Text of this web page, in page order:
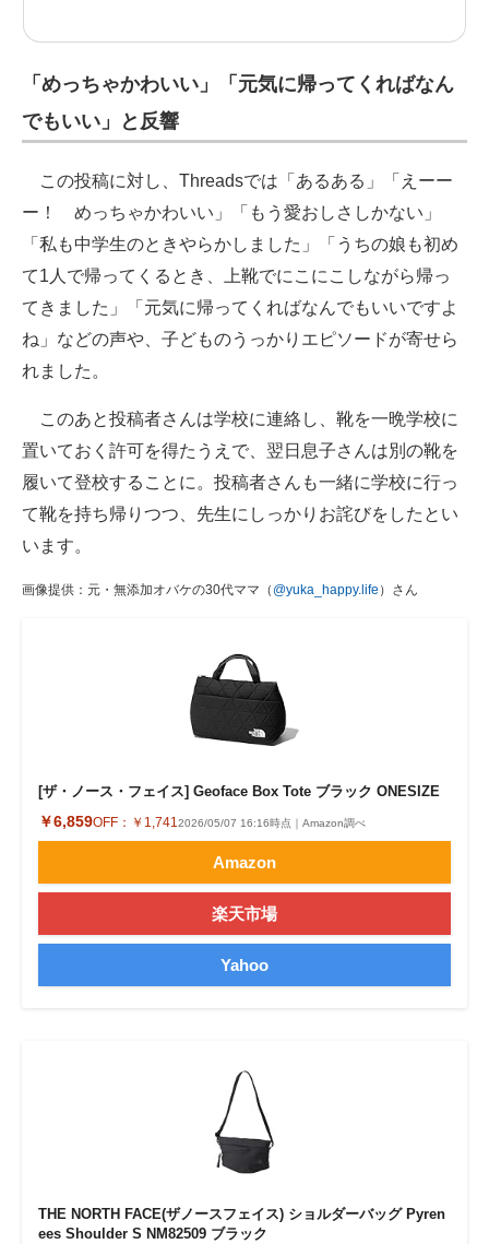
「めっちゃかわいい」「元気に帰ってくればなん
でもいい」と反響
この投稿に対し、Threadsでは「あるある」「えーー
ー！ めっちゃかわいい」「もう愛おしさしかない」
「私も中学生のときやらかしました」「うちの娘も初め
て1人で帰ってくるとき、上靴でにこにこしながら帰っ
てきました」「元気に帰ってくればなんでもいいですよ
ね」などの声や、子どものうっかりエピソードが寄せら
れました。
このあと投稿者さんは学校に連絡し、靴を一晩学校に
置いておく許可を得たうえで、翌日息子さんは別の靴を
履いて登校することに。投稿者さんも一緒に学校に行っ
て靴を持ち帰りつつ、先生にしっかりお詫びをしたとい
います。
画像提供：元・無添加オバケの30代ママ（ @yuka_happy.life ）さん
[ザ・ノース・フェイス] Geoface Box Tote ブラック ONESIZE
￥6,859OFF： ￥1,7412026/05/07 16:16時点｜Amazon調べ
Amazon
楽天市場
Yahoo
THE NORTH FACE(ザノースフェイス) ショルダーバッグ Pyren
ees Shoulder S NM82509 ブラック